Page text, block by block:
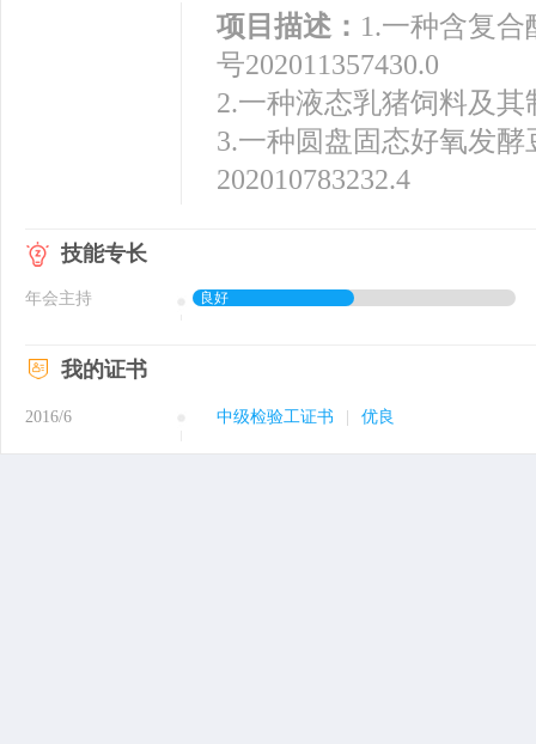
项目描述： 1.一种含复
号202011357430.0
2.一种液态乳猪饲料及其
3.一种圆盘固态好氧发
202010783232.4
技能专长
年会主持 良好
我的证书
2016/6 中级检验工证书 优良